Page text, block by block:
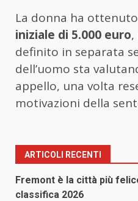
La donna ha
iniziale di 5.000 euro
definito in separata
dell’uomo sta
appello, una volta
motivazioni della
ARTICOLI RECENTI
Fremont è la città più
classifica 2026